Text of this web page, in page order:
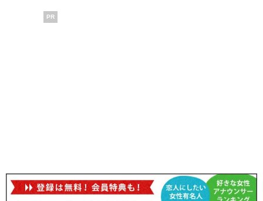
PR